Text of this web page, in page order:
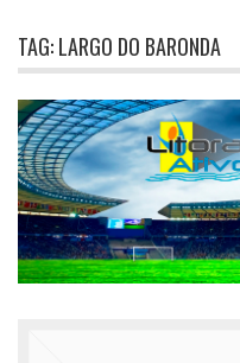
TAG:LARGO DO BARONDA